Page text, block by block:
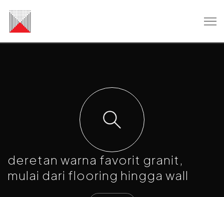
deretan warna favorit granit,
mulai dari flooring hingga wall